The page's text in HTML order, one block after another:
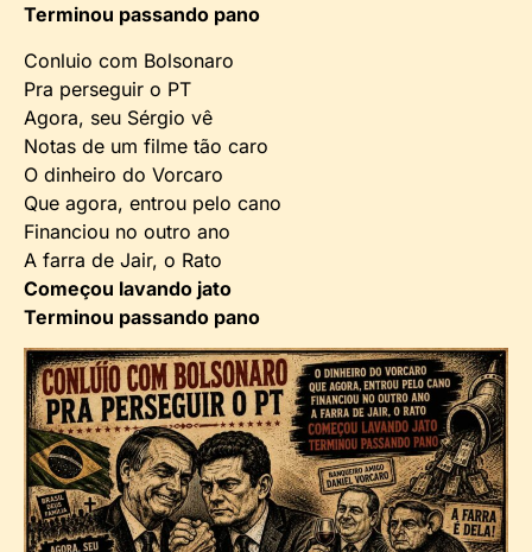
Terminou passando pano
Conluio com Bolsonaro
Pra perseguir o PT
Agora, seu Sérgio vê
Notas de um filme tão caro
O dinheiro do Vorcaro
Que agora, entrou pelo cano
Financiou no outro ano
A farra de Jair, o Rato
Começou lavando jato
Terminou passando pano